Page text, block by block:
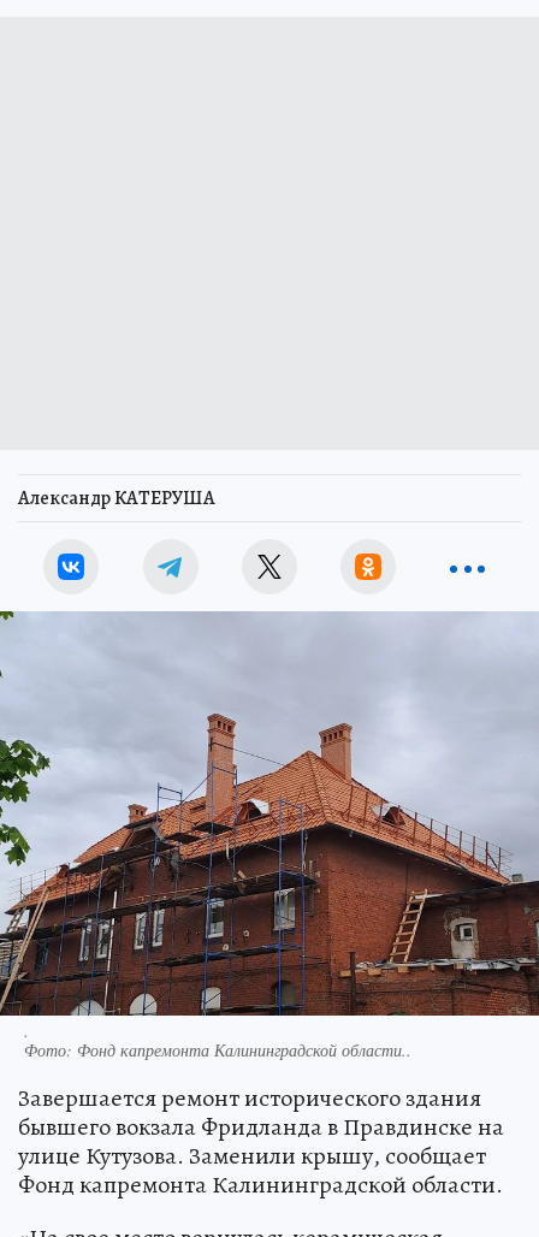
Александр КАТЕРУША
.
Фото: Фонд капремонта Калининградской области..
Завершается ремонт исторического здания
бывшего вокзала Фридланда в Правдинске на
улице Кутузова. Заменили крышу, сообщает
Фонд капремонта Калининградской области.